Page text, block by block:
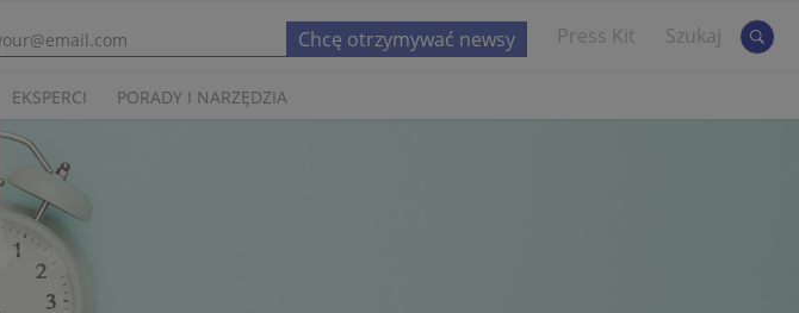
Press Kit Szukaj
EKSPERCI PORADY I NARZĘDZIA